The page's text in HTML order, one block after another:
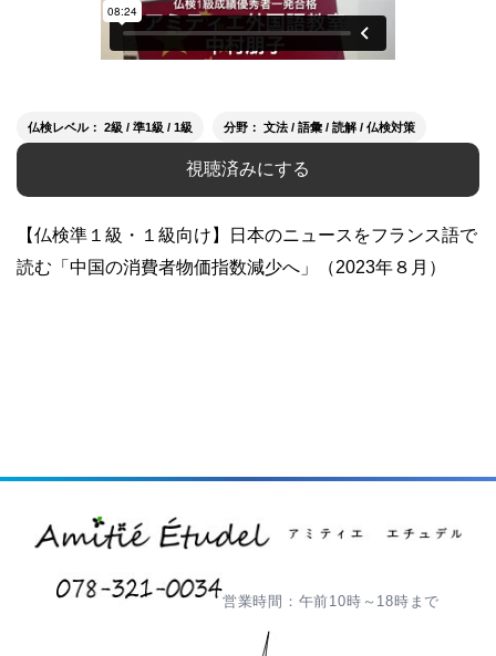
仏検レベル： 2級 / 準1級 / 1級 分野： 文法 / 語彙 / 読解 / 仏検対策
視聴済みにする
【仏検準１級・１級向け】日本のニュースをフランス語で
読む「中国の消費者物価指数減少へ」（2023年８月）
営業時間：午前10時～18時まで